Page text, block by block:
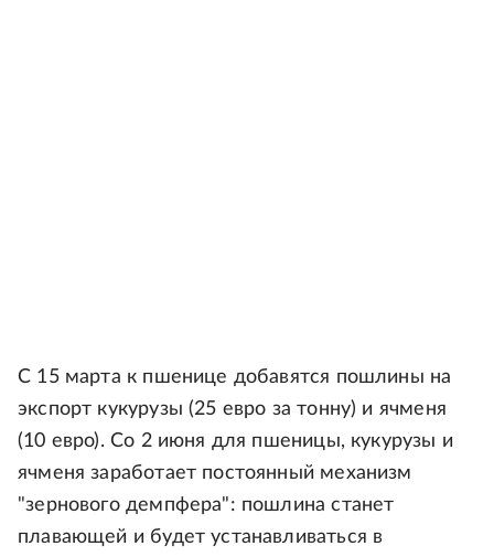
С 15 марта к пшенице добавятся пошлины на
экспорт кукурузы (25 евро за тонну) и ячменя
(10 евро). Со 2 июня для пшеницы, кукурузы и
ячменя заработает постоянный механизм
"зернового демпфера": пошлина станет
плавающей и будет устанавливаться в